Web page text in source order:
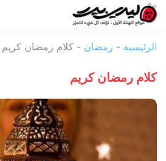
المحتوى
بيرد
الرئيسية - رمضان - كلام رمضان كريم
كلام رمضان كريم